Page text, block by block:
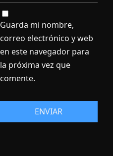
Guarda mi nombre,
correo electrónico y web
en este navegador para
la próxima vez que
comente.